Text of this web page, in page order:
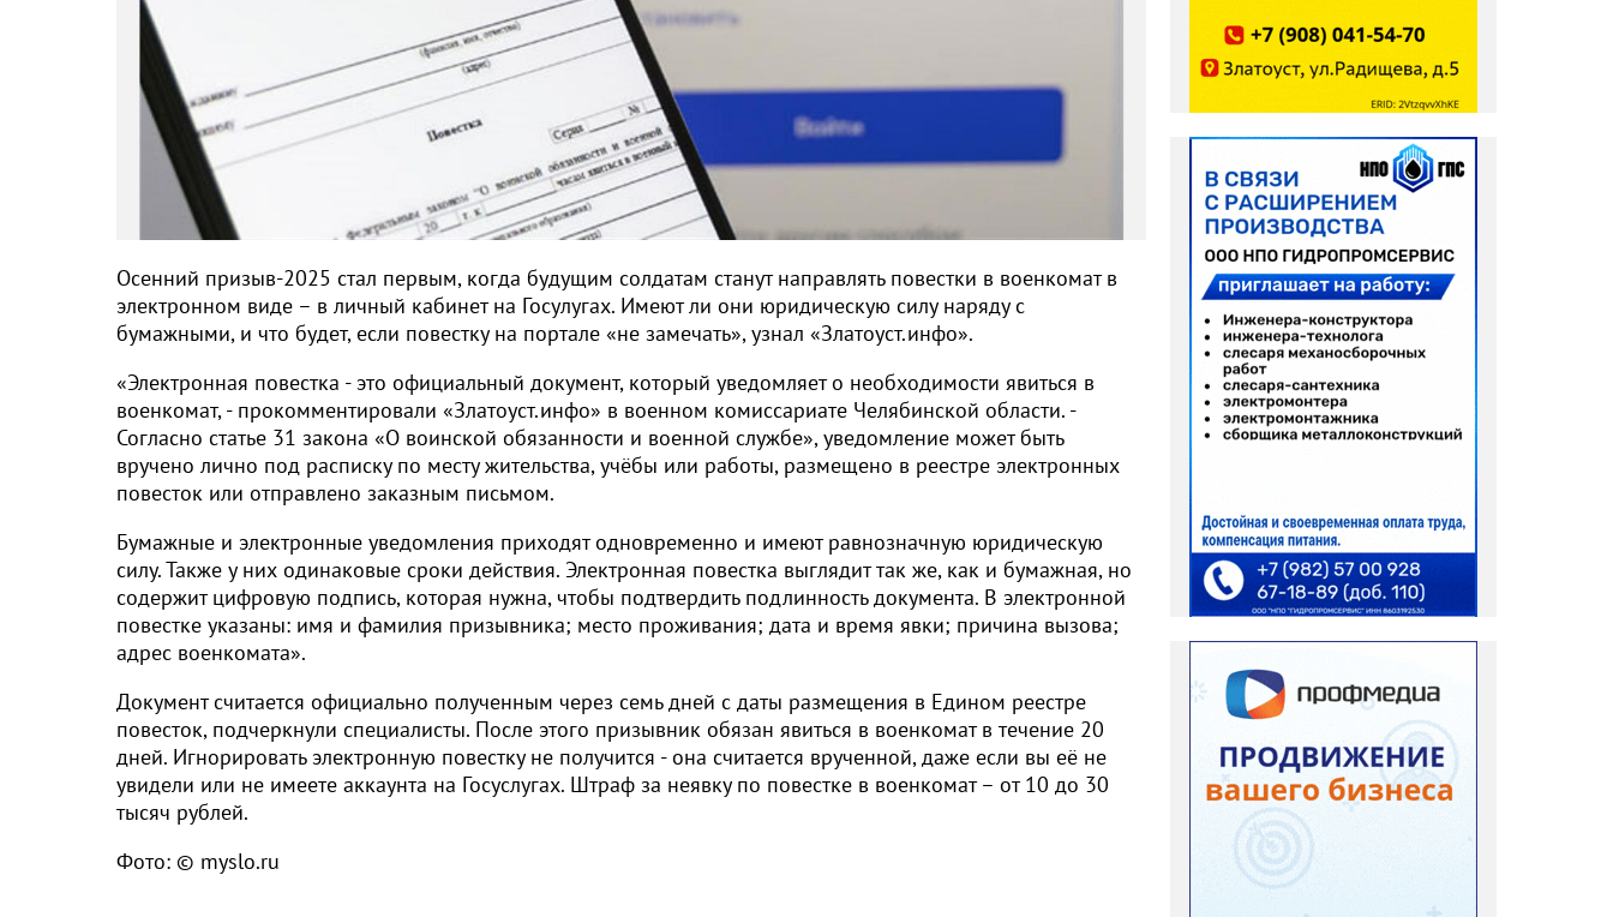
Осенний призыв-2025 стал первым, когда будущим солдатам станут направлять повестки в военкомат в
электронном виде – в личный кабинет на Госулугах. Имеют ли они юридическую силу наряду с
бумажными, и что будет, если повестку на портале «не замечать», узнал «Златоуст.инфо».
«Электронная повестка - это официальный документ, который уведомляет о необходимости явиться в
военкомат, - прокомментировали «Златоуст.инфо» в военном комиссариате Челябинской области. -
Согласно статье 31 закона «О воинской обязанности и военной службе», уведомление может быть
вручено лично под расписку по месту жительства, учёбы или работы, размещено в реестре электронных
повесток или отправлено заказным письмом.
Бумажные и электронные уведомления приходят одновременно и имеют равнозначную юридическую
силу. Также у них одинаковые сроки действия. Электронная повестка выглядит так же, как и бумажная, но
содержит цифровую подпись, которая нужна, чтобы подтвердить подлинность документа. В электронной
повестке указаны: имя и фамилия призывника; место проживания; дата и время явки; причина вызова;
адрес военкомата».
Документ считается официально полученным через семь дней с даты размещения в Едином реестре
повесток, подчеркнули специалисты. После этого призывник обязан явиться в военкомат в течение 20
дней. Игнорировать электронную повестку не получится - она считается врученной, даже если вы её не
увидели или не имеете аккаунта на Госуслугах. Штраф за неявку по повестке в военкомат – от 10 до 30
тысяч рублей.
Фото: © myslo.ru